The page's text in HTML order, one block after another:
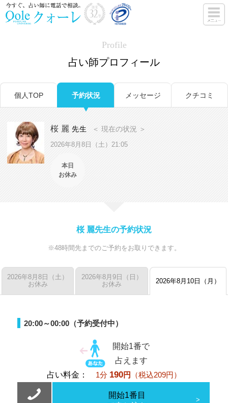
Profile
占い師プロフィール
個人TOP 予約状況 メッセージ クチコミ
桜 麗 先生 ＜ 現在の状況 ＞
2026年8月8日（土）21:05
本日
お休み
桜 麗先生の予約状況
※48時間先までのご予約をお取りできます。
2026年8月8日（土）
お休み
2026年8月9日（日）
お休み
2026年8月10日（月）
20:00～00:00（予約受付中）
開始1番で
占えます
占い料金： 1分 190円 （税込209円）
開始1番目